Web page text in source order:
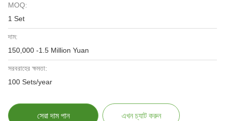
MOQ:
1 Set
দাম:
150,000 -1.5 Million Yuan
সরবরাহের ক্ষমতা:
100 Sets/year
সেরা দাম পান এখন চ্যাট করুন